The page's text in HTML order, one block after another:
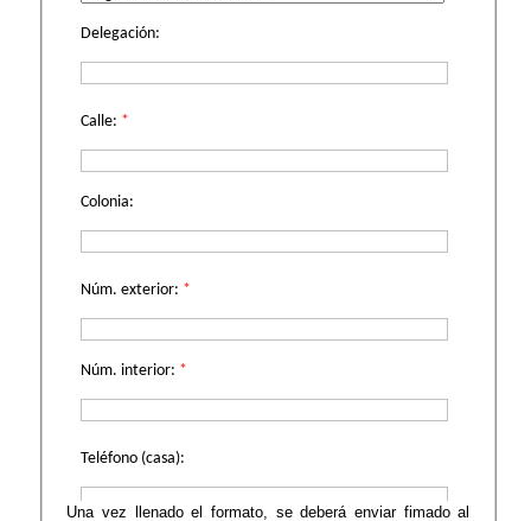
Una vez llenado el formato, se deberá enviar fimado al